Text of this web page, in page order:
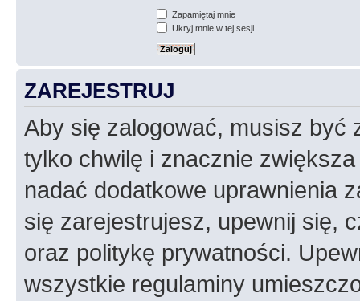
Zapamiętaj mnie
Ukryj mnie w tej sesji
ZAREJESTRUJ
Aby się zalogować, musisz być
tylko chwilę i znacznie
nadać dodatkowe uprawnienia
się zarejestrujesz, upewnij się,
oraz politykę prywatności.
wszystkie regulaminy